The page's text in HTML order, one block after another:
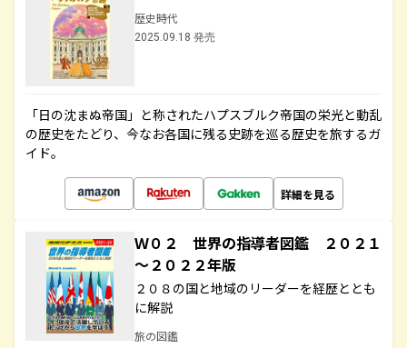
歴史時代
2025.09.18 発売
「日の沈まぬ帝国」と称されたハプスブルク帝国の栄光と動乱
の歴史をたどり、今なお各国に残る史跡を巡る歴史を旅するガ
イド。
詳細を見る
Ｗ０２ 世界の指導者図鑑 ２０２１
～２０２２年版
２０８の国と地域のリーダーを経歴ととも
に解説
旅の図鑑